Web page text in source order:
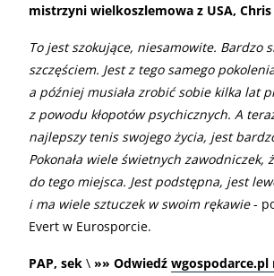
mistrzyni wielkoszlemowa z USA,
To jest szokujące, niesamowite. Bardzo
szczęściem. Jest z tego samego
a później musiała zrobić sobie kilka lat
z powodu kłopotów psychicznych. A
najlepszy tenis swojego życia, jest
Pokonała wiele świetnych zawodniczek,
do tego miejsca. Jest podstępna, jest
i ma wiele sztuczek w swoim rękawie-
Evert w Eurosporcie.
PAP, sek \ »» Odwiedź wgospodarce.pl